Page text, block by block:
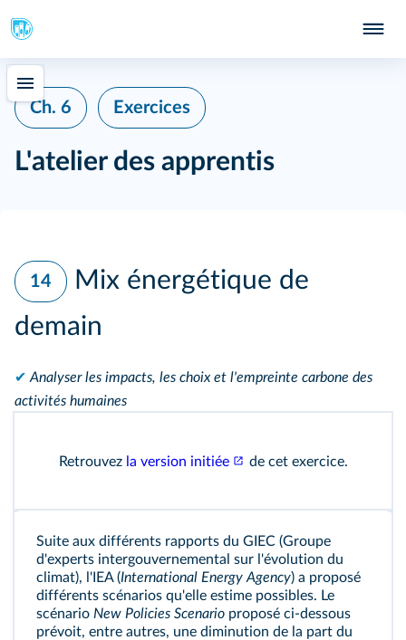
Ch. 6 Exercices
L'atelier des apprentis
14
Mix énergétique de
demain
✔ Analyser les impacts, les choix et l'empreinte carbone des
activités humaines
Retrouvez la version initiée de cet exercice.
Suite aux différents rapports du GIEC (Groupe
d'experts intergouvernemental sur l'évolution du
climat), l'IEA (International Energy Agency) a proposé
différents scénarios qu'elle estime possibles. Le
scénario New Policies Scenario proposé ci-dessous
prévoit, entre autres, une diminution de la part du